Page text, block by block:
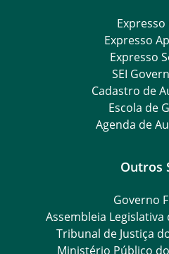
Expresso
Expresso
Expresso
SEI
Cadastro de
Escola de
Agenda de
Outros
Governo
Assembleia Legislativa
Tribunal de Justiça
Ministério Público